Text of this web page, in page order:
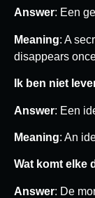
Answer: Een
Meaning: A
disappears
Ik ben niet
Answer: Een
Meaning: An
Wat komt elke
Answer: De